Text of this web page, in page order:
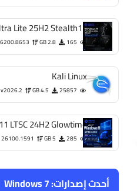
Lite 25H2 Stealth11
165
2.8 GB
Kali Linux
25857
4.5 GB
v2026.2
LTSC 24H2 Glowtime
285
5 GB
26100.1591
أحدث إصدارات:Windows 7